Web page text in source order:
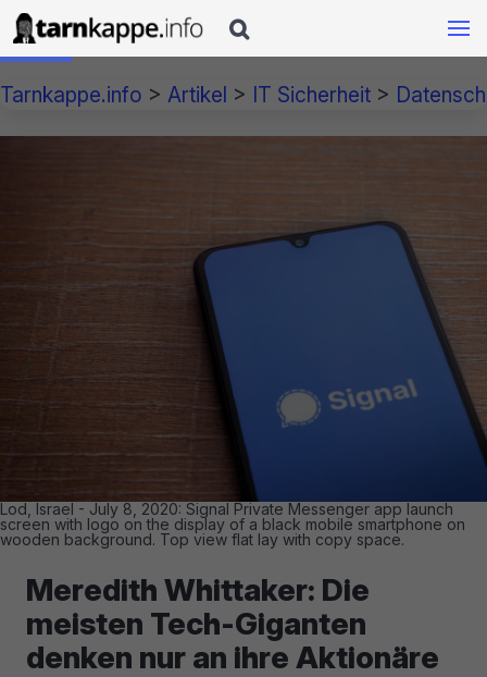

Tarnkappe.info > Artikel > IT Sicherheit >
Lod, Israel - July 8, 2020: Signal Private Messenger app launch
screen with logo on the display of a black mobile smartphone on
wooden background. Top view flat lay with copy space.
Meredith Whittaker: Die
meisten Tech-Giganten
denken nur an ihre Aktionäre